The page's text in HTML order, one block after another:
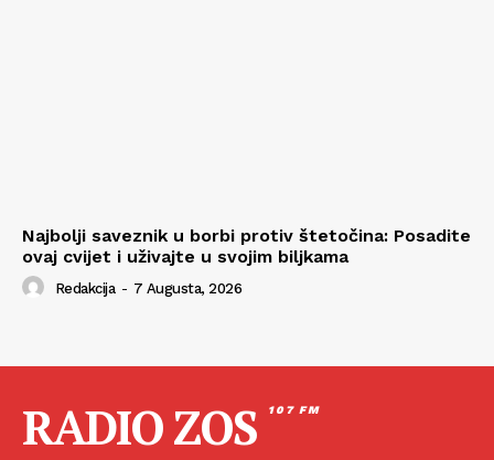
Najbolji saveznik u borbi protiv štetočina: Posadite
ovaj cvijet i uživajte u svojim biljkama
Redakcija - 7 Augusta, 2026
RADIO ZOS 107 FM